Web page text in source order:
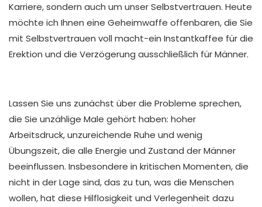
Karriere, sondern auch um unser Selbstvertrauen. Heute
möchte ich Ihnen eine Geheimwaffe offenbaren, die Sie
mit Selbstvertrauen voll macht-ein Instantkaffee für die
Erektion und die Verzögerung ausschließlich für Männer.
Lassen Sie uns zunächst über die Probleme sprechen,
die Sie unzählige Male gehört haben: hoher
Arbeitsdruck, unzureichende Ruhe und wenig
Übungszeit, die alle Energie und Zustand der Männer
beeinflussen. Insbesondere in kritischen Momenten, die
nicht in der Lage sind, das zu tun, was die Menschen
wollen, hat diese Hilflosigkeit und Verlegenheit dazu